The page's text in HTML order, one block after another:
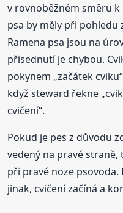
v rovnoběžném směru
psa by měly při pohledu
Ramena psa jsou na
přisednutí je chybou.
pokynem „začátek
když steward řekne
cvičení“.
Pokud je pes z důvodu
vedený na pravé
při pravé noze
jinak, cvičení začíná a